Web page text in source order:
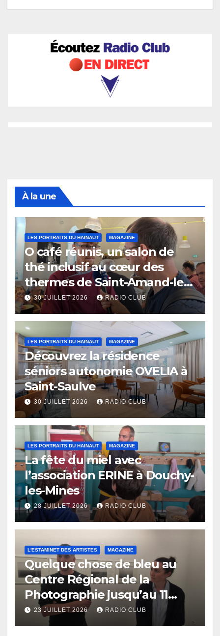
À la une
LES PORTRAITS DU HAINAUT MAGAZINE
O café réunis, un salon de
thé inclusif au cœur des
thermes de Saint-Amand-les-
Eaux
30 JUILLET 2026 RADIO CLUB
LES PORTRAITS DU HAINAUT MAGAZINE
Découvrez la résidence
séniors autonomie OVELIA à
Saint-Saulve
30 JUILLET 2026 RADIO CLUB
LES PORTRAITS DU HAINAUT MAGAZINE
La fête du miel avec
l’association ERINE à Douchy-
les-Mines
28 JUILLET 2026 RADIO CLUB
L'ESTAMINET DES ARTISTES MAGAZINE
Quelque chose de bleu au
Centre Régional de la
Photographie jusqu’au 11
octobre
23 JUILLET 2026 RADIO CLUB